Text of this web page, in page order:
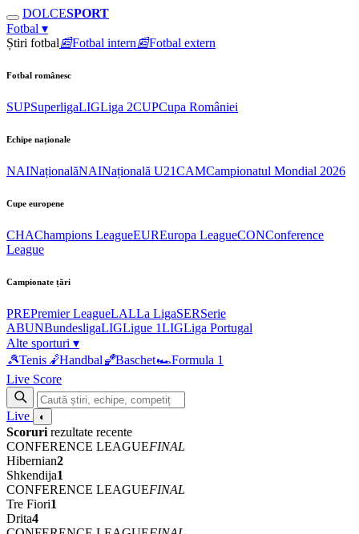
DOLCESPORT
Fotbal ▾
Știri fotbal📰Fotbal intern📰Fotbal extern
Fotbal românesc
SUPSuperligaLIGLiga 2CUPCupa României
Echipe naționale
NAINaționalăNAINațională U21CAMCampionatul Mondial 2026
Cupe europene
CHAChampions LeagueEUREuropa LeagueCONConference
League
Campionate țări
PREPremier LeagueLALLa LigaSERSerie
ABUNBundesligaLIGLigue 1LIGLiga Portugal
Alte sporturi ▾
🎾Tenis 🤾Handbal🏀Baschet🏎Formula 1
Live Score
Live ◐
Scoruri rezultate recente
CONFERENCE LEAGUEFINAL
Hibernian2
Shkendija1
CONFERENCE LEAGUEFINAL
Tre Fiori1
Drita4